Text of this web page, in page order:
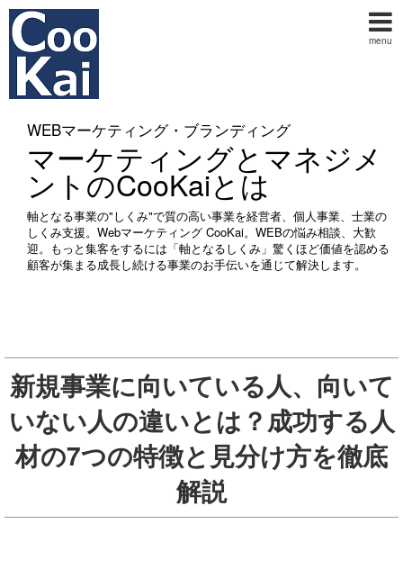
menu
WEBマーケティング・ブランディング
マーケティングとマネジメ
ントのCooKaiとは
軸となる事業の"しくみ"で質の高い事業を経営者、個人事業、士業の
しくみ支援。Webマーケティング CooKai。WEBの悩み相談、大歓
迎。もっと集客をするには「軸となるしくみ」驚くほど価値を認める
顧客が集まる成長し続ける事業のお手伝いを通じて解決します。
新規事業に向いている人、向いて
いない人の違いとは？成功する人
材の7つの特徴と見分け方を徹底
解説